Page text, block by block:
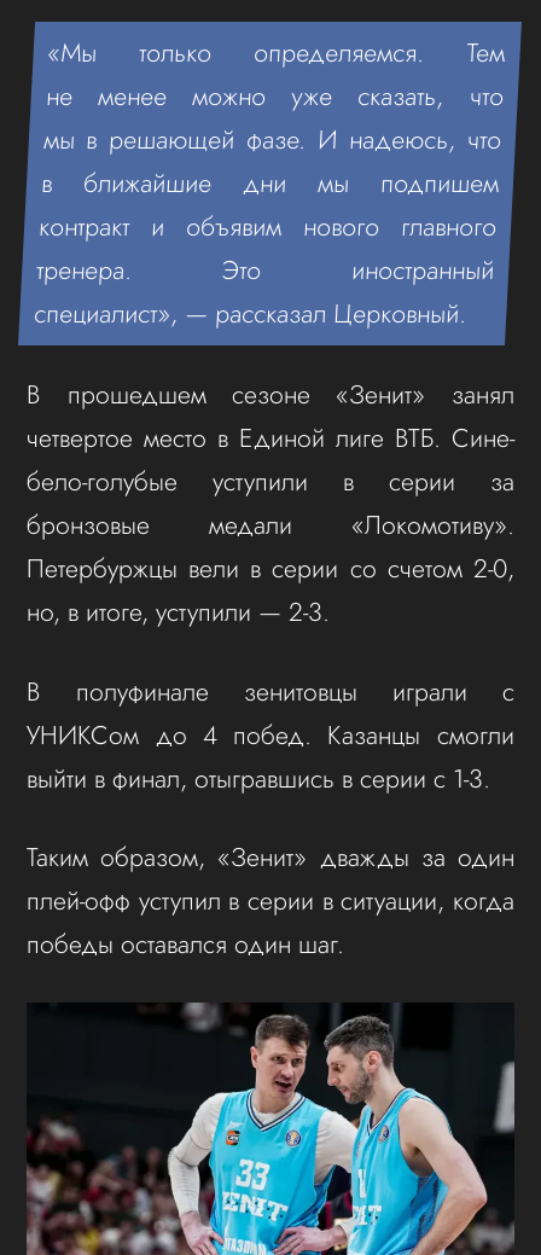
«Мы только определяемся. Тем
не менее можно уже сказать, что
мы в решающей фазе. И надеюсь, что
в ближайшие дни мы подпишем
контракт и объявим нового главного
тренера. Это иностранный
специалист», — рассказал Церковный.
В прошедшем сезоне «Зенит» занял
четвертое место в Единой лиге ВТБ. Сине-
бело-голубые уступили в серии за
бронзовые медали «Локомотиву».
Петербуржцы вели в серии со счетом 2-0,
но, в итоге, уступили — 2-3.
В полуфинале зенитовцы играли с
УНИКСом до 4 побед. Казанцы смогли
выйти в финал, отыгравшись в серии с 1-3.
Таким образом, «Зенит» дважды за один
плей-офф уступил в серии в ситуации, когда
победы оставался один шаг.